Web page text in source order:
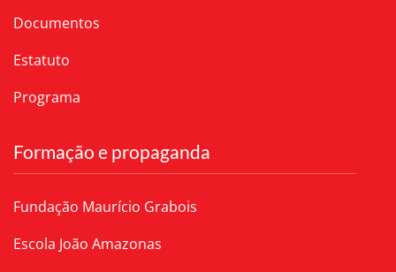
Documentos
Estatuto
Programa
Formação e propaganda
Fundação Maurício Grabois
Escola João Amazonas